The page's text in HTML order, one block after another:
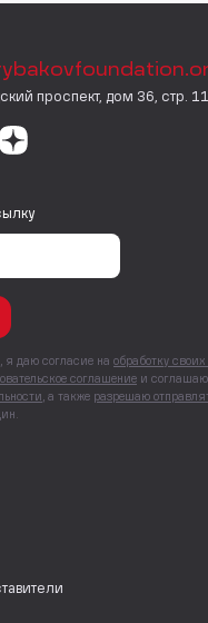
проспект, дом 36, стр. 11
я даю согласие на обработку
соглашение и
, а также разрешаю